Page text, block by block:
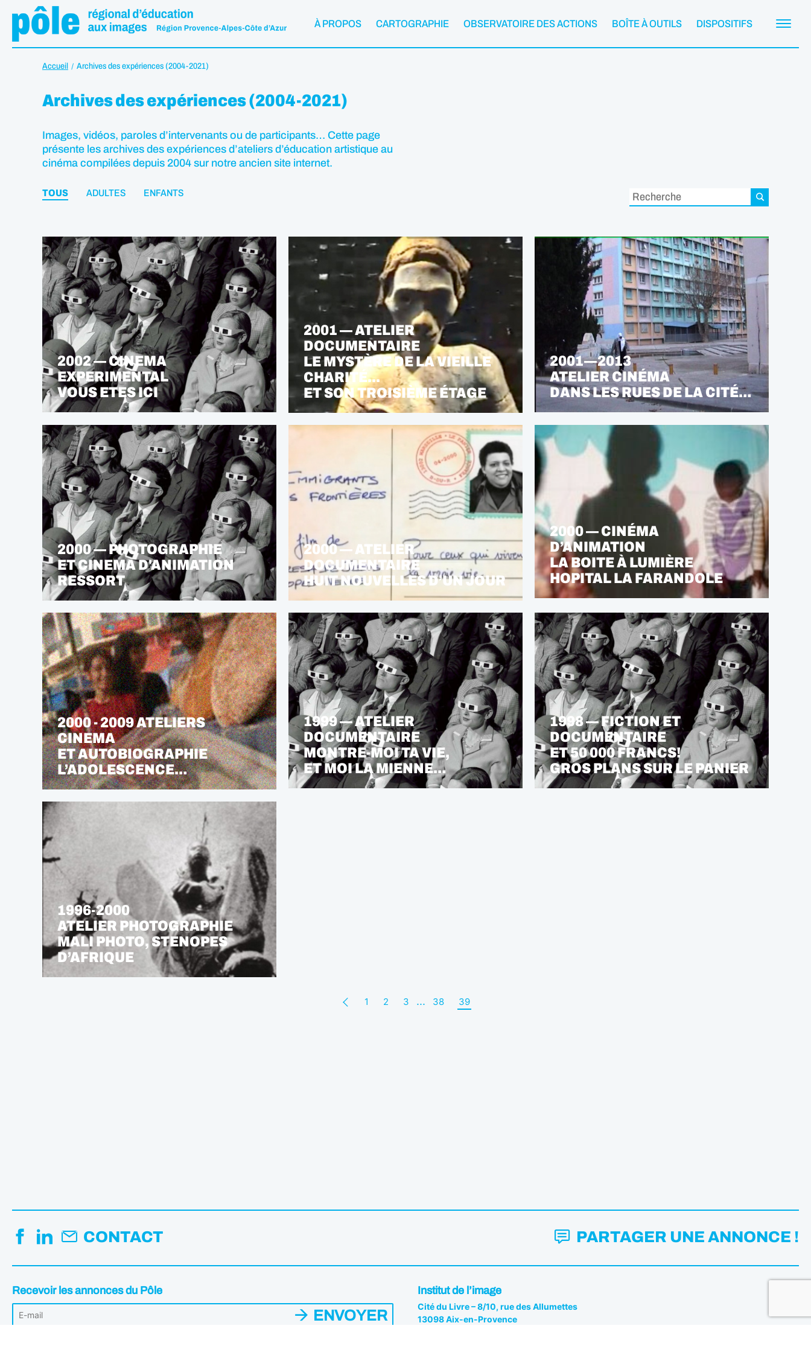
À PROPOS CARTOGRAPHIE OBSERVATOIRE DES ACTIONS BOÎTE À OUTILS DISPOSITIFS
Accueil Archives des expériences (2004-2021)
Archives des expériences (2004-2021)
Images, vidéos, paroles d’intervenants ou de participants… Cette page
présente les archives des expériences d’ateliers d’éducation artistique au
cinéma compilées depuis 2004 sur notre ancien site internet.
TOUS ADULTES ENFANTS
2002 — CINEMA
EXPERIMENTAL
VOUS ETES ICI
2001 — ATELIER
DOCUMENTAIRE
LE MYSTÈRE DE LA VIEILLE
CHARITÉ...
ET SON TROISIÈME ÉTAGE
2001—2013
ATELIER CINÉMA
DANS LES RUES DE LA CITÉ…
2000 — PHOTOGRAPHIE
ET CINEMA D'ANIMATION
RESSORT
2000 — ATELIER
DOCUMENTAIRE
HUIT NOUVELLES D’UN JOUR
2000 — CINÉMA
D’ANIMATION
LA BOITE À LUMIÈRE
HOPITAL LA FARANDOLE
2000 - 2009 ATELIERS
CINEMA
ET AUTOBIOGRAPHIE
L’ADOLESCENCE…
1999 — ATELIER
DOCUMENTAIRE
MONTRE-MOI TA VIE,
ET MOI LA MIENNE…
1998 — FICTION ET
DOCUMENTAIRE
ET 50 000 FRANCS!
GROS PLANS SUR LE PANIER
1996-2000
ATELIER PHOTOGRAPHIE
MALI PHOTO, STENOPES
D’AFRIQUE
1 2 3 ... 38 39
CONTACT PARTAGER UNE ANNONCE !
Recevoir les annonces du Pôle
ENVOYER
Institut de l’image
Cité du Livre – 8/10, rue des Allumettes
13098 Aix-en-Provence